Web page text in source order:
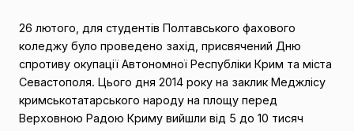
26 лютого, для студентів Полтавського фахового
коледжу було проведено захід, присвячений Дню
спротиву окупації Автономної Республіки Крим та міста
Севастополя. Цього дня 2014 року на заклик Меджлісу
кримськотатарського народу на площу перед
Верховною Радою Криму вийшли від 5 до 10 тисяч